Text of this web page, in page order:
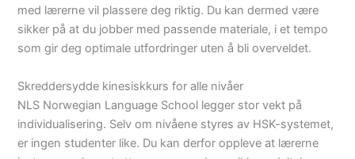
med lærerne vil plassere deg riktig. Du kan dermed være
sikker på at du jobber med passende materiale, i et tempo
som gir deg optimale utfordringer uten å bli overveldet.
Skreddersydde kinesiskkurs for alle nivåer
NLS Norwegian Language School legger stor vekt på
individualisering. Selv om nivåene styres av HSK-systemet,
er ingen studenter like. Du kan derfor oppleve at lærerne